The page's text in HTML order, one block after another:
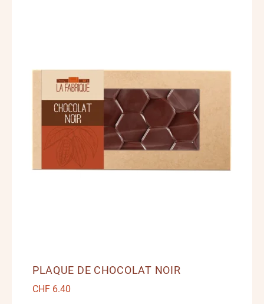
PLAQUE DE CHOCOLAT NOIR
CHF6.40